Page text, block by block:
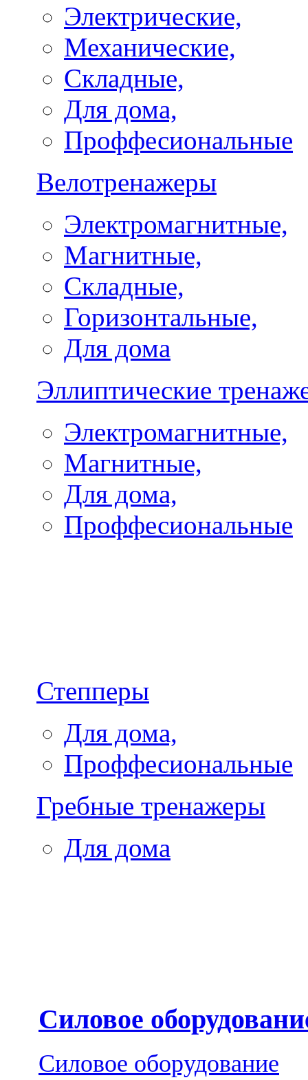
Электрические,
Механические,
Складные,
Для дома,
Проффесиональные
Велотренажеры
Электромагнитные,
Магнитные,
Складные,
Горизонтальные,
Для дома
Эллиптические
Электромагнитные,
Магнитные,
Для дома,
Проффесиональные
Степперы
Для дома,
Проффесиональные
Гребные тренажеры
Для дома
Силовое
Силовое оборудование